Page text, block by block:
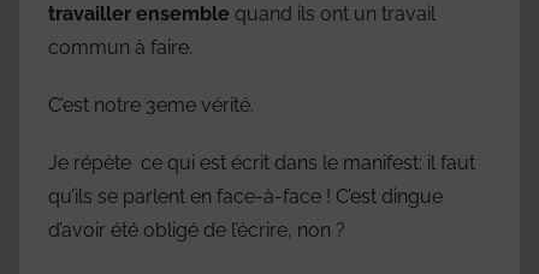
travailler ensemble quand ils ont un travail
commun à faire.
C’est notre 3eme vérité.
Je répète ce qui est écrit dans le manifest: il faut
qu’ils se parlent en face-à-face ! C’est dingue
d’avoir été obligé de l’écrire, non ?